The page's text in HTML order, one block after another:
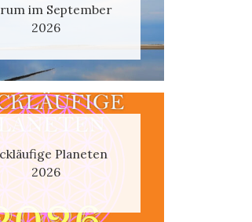
im September
2026
Planeten
2026